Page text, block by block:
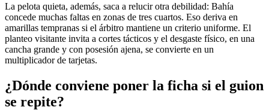
La pelota quieta, además, saca a relucir otra debilidad: Bahía
concede muchas faltas en zonas de tres cuartos. Eso deriva en
amarillas tempranas si el árbitro mantiene un criterio uniforme. El
planteo visitante invita a cortes tácticos y el desgaste físico, en una
cancha grande y con posesión ajena, se convierte en un
multiplicador de tarjetas.
¿Dónde conviene poner la ficha si el guion
se repite?